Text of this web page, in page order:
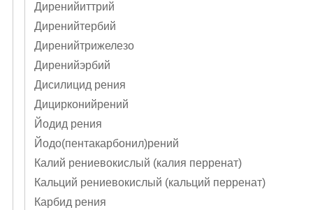
Диренийиттрий
Диренийтербий
Диренийтрижелезо
Диренийэрбий
Дисилицид рения
Дицирконийрений
Йодид рения
Йодо(пентакарбонил)рений
Калий рениевокислый (калия перренат)
Кальций рениевокислый (кальций перренат)
Карбид рения